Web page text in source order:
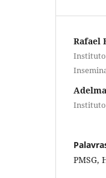
Rafael
Instituto
Instituto
PMSG,